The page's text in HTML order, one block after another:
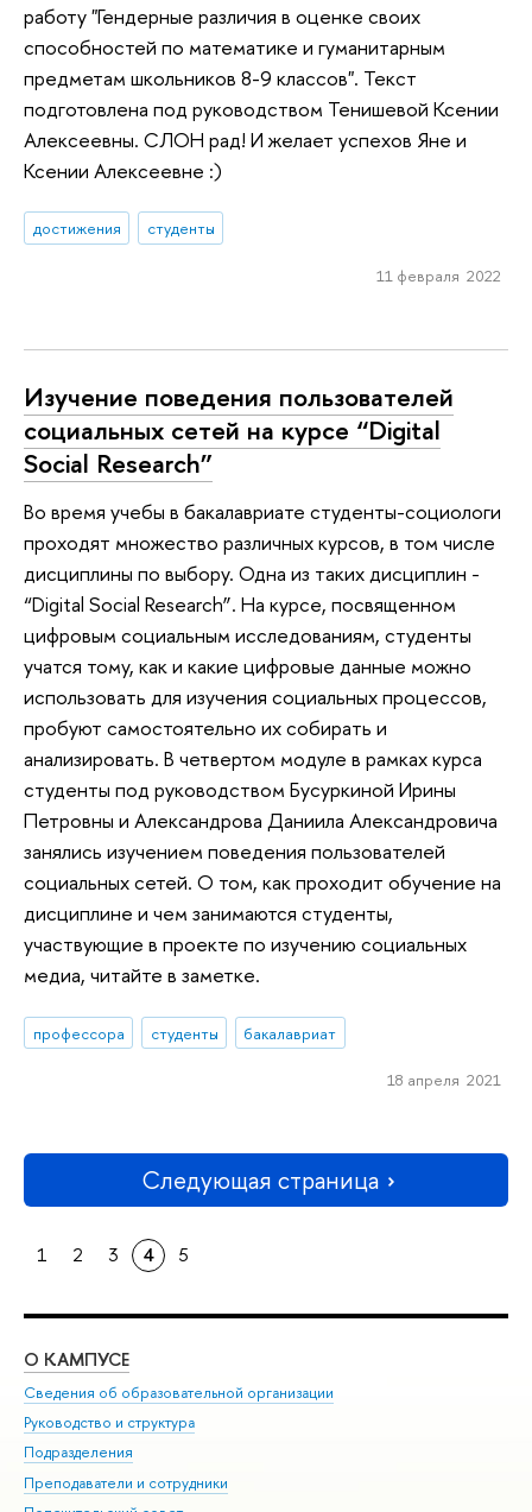
работу "Гендерные различия в оценке своих
способностей по математике и гуманитарным
предметам школьников 8-9 классов". Текст
подготовлена под руководством Тенишевой Ксении
Алексеевны. СЛОН рад! И желает успехов Яне и
Ксении Алексеевне :)
достижения студенты
11 февраля 2022
Изучение поведения пользователей
социальных сетей на курсе “Digital
Social Research”
Во время учебы в бакалавриате студенты-социологи
проходят множество различных курсов, в том числе
дисциплины по выбору. Одна из таких дисциплин -
“Digital Social Research”. На курсе, посвященном
цифровым социальным исследованиям, студенты
учатся тому, как и какие цифровые данные можно
использовать для изучения социальных процессов,
пробуют самостоятельно их собирать и
анализировать. В четвертом модуле в рамках курса
cтуденты под руководством Бусуркиной Ирины
Петровны и Александрова Даниила Александровича
занялись изучением поведения пользователей
социальных сетей. О том, как проходит обучение на
дисциплине и чем занимаются студенты,
участвующие в проекте по изучению социальных
медиа, читайте в заметке.
профессора студенты бакалавриат
18 апреля 2021
Следующая страница
1 2 3 4 5
О КАМПУСЕ
Сведения об образовательной организации
Руководство и структура
Подразделения
Преподаватели и сотрудники